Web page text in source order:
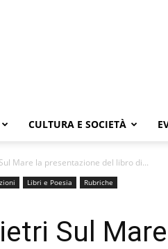
CULTURA E SOCIETÀ
Mare la presentazione del libro di...
Libri e Poesia
Rubriche
Sul Mare